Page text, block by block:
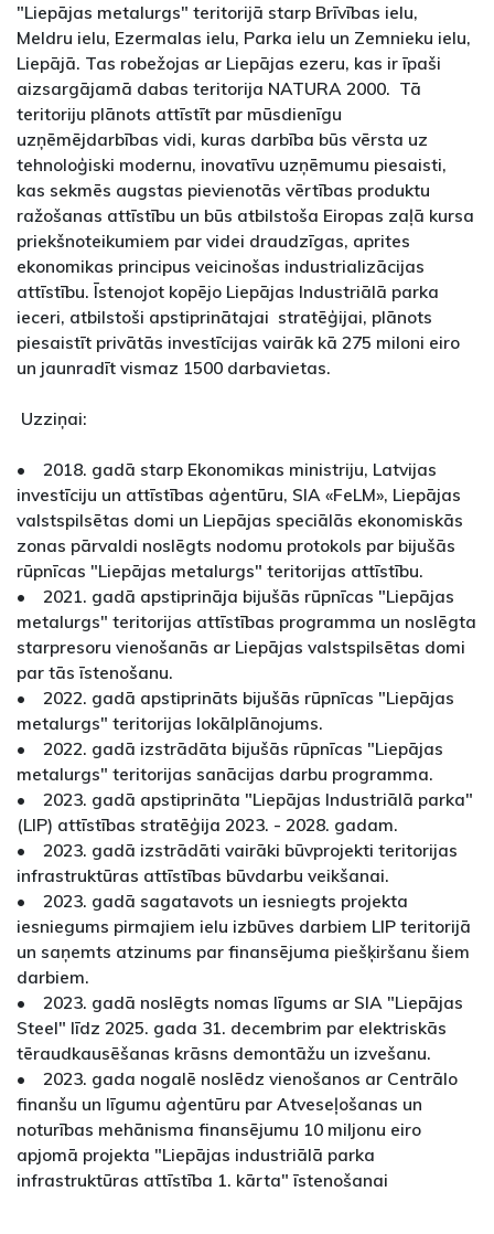
"Liepājas metalurgs" teritorijā starp Brīvības ielu,
Meldru ielu, Ezermalas ielu, Parka ielu un Zemnieku ielu,
Liepājā. Tas robežojas ar Liepājas ezeru, kas ir īpaši
aizsargājamā dabas teritorija NATURA 2000. Tā
teritoriju plānots attīstīt par mūsdienīgu
uzņēmējdarbības vidi, kuras darbība būs vērsta uz
tehnoloģiski modernu, inovatīvu uzņēmumu piesaisti,
kas sekmēs augstas pievienotās vērtības produktu
ražošanas attīstību un būs atbilstoša Eiropas zaļā kursa
priekšnoteikumiem par videi draudzīgas, aprites
ekonomikas principus veicinošas industrializācijas
attīstību. Īstenojot kopējo Liepājas Industriālā parka
ieceri, atbilstoši apstiprinātajai stratēģijai, plānots
piesaistīt privātās investīcijas vairāk kā 275 miloni eiro
un jaunradīt vismaz 1500 darbavietas.
Uzziņai:
• 2018. gadā starp Ekonomikas ministriju, Latvijas
investīciju un attīstības aģentūru, SIA «FeLM», Liepājas
valstspilsētas domi un Liepājas speciālās ekonomiskās
zonas pārvaldi noslēgts nodomu protokols par bijušās
rūpnīcas "Liepājas metalurgs" teritorijas attīstību.
• 2021. gadā apstiprināja bijušās rūpnīcas "Liepājas
metalurgs" teritorijas attīstības programma un noslēgta
starpresoru vienošanās ar Liepājas valstspilsētas domi
par tās īstenošanu.
• 2022. gadā apstiprināts bijušās rūpnīcas "Liepājas
metalurgs" teritorijas lokālplānojums.
• 2022. gadā izstrādāta bijušās rūpnīcas "Liepājas
metalurgs" teritorijas sanācijas darbu programma.
• 2023. gadā apstiprināta "Liepājas Industriālā parka"
(LIP) attīstības stratēģija 2023. - 2028. gadam.
• 2023. gadā izstrādāti vairāki būvprojekti teritorijas
infrastruktūras attīstības būvdarbu veikšanai.
• 2023. gadā sagatavots un iesniegts projekta
iesniegums pirmajiem ielu izbūves darbiem LIP teritorijā
un saņemts atzinums par finansējuma piešķiršanu šiem
darbiem.
• 2023. gadā noslēgts nomas līgums ar SIA "Liepājas
Steel" līdz 2025. gada 31. decembrim par elektriskās
tēraudkausēšanas krāsns demontāžu un izvešanu.
• 2023. gada nogalē noslēdz vienošanos ar Centrālo
finanšu un līgumu aģentūru par Atveseļošanas un
noturības mehānisma finansējumu 10 miljonu eiro
apjomā projekta "Liepājas industriālā parka
infrastruktūras attīstība 1. kārta" īstenošanai